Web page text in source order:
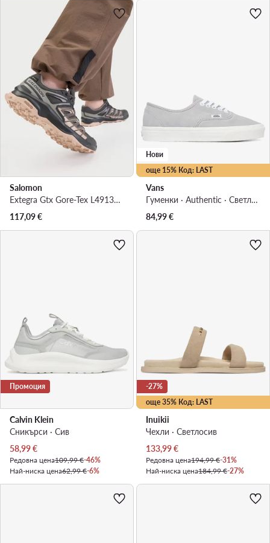
Salomon
Extegra Gtx Gore-Tex L49135500 · Туристически
117,09€
още 15% Код: LAST
Нови
Vans
Гуменки · Authentic · Светлосив
84,99€
Промоция
Calvin Klein
Сникърси · Сив
Актуална цена
58,99€
Редовна цена109,99 €-46%
Най-ниска цена62,99 €-6%
още 35% Код: LAST
-27%
Inuikii
Чехли · Светлосив
Актуална цена
133,99€
Редовна цена194,99 €-31%
Най-ниска цена184,99 €-27%